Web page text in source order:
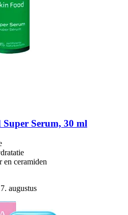
Super Serum, 30 ml
en ceramiden
augustus